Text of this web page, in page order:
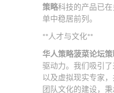
策略科技的产品已
单中稳居前列。
**人才与文化**
华人策略菠菜论坛
驱动力。我们吸引
以及虚拟现实专家
团队文化的建设，